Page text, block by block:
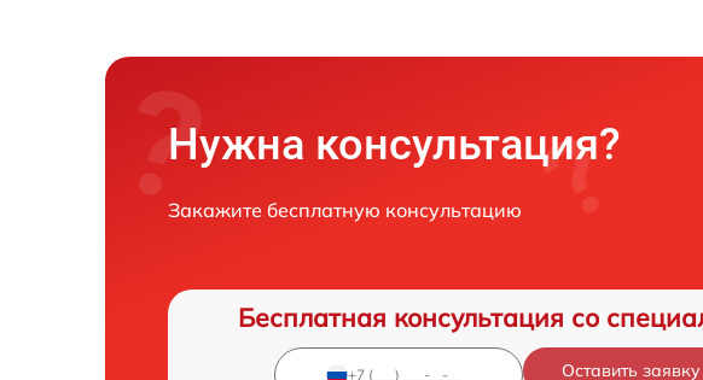
Нужна консультация?
Закажите бесплатную консультацию
Бесплатная консультация со
Оставить заявку